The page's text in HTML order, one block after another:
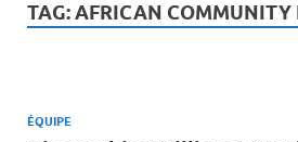
TAG:AFRICAN
ÉQUIPE